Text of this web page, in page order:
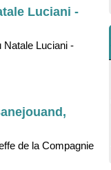
Luciani -
Natale Luciani -
de la Compagnie